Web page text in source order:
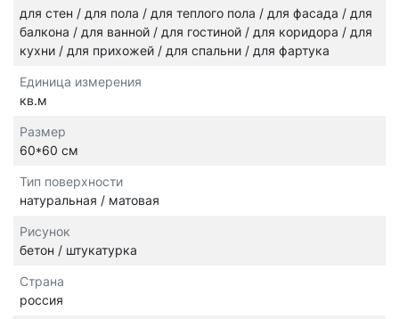
для стен / для пола / для теплого пола / для фасада / для
балкона / для ванной / для гостиной / для коридора / для
кухни / для прихожей / для спальни / для фартука
Единица измерения
кв.м
Размер
60*60 см
Тип поверхности
натуральная / матовая
Рисунок
бетон / штукатурка
Страна
россия